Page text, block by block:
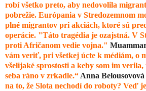
robí všetko preto, aby nedovolila
pobrežie. Európania v Stredozemnom
plné migrantov pri akciách, ktoré sú
operácie. "Táto tragédia je ozajstná. V
proti Afričanom vedie vojna."
vám veriť, pri všetkej úcte k médiám, o
všelijaké sprostosti a keby som im
seba ráno v zrkadle.“ Anna Belousovová
na to, že Slota nechodí do roboty? Veď